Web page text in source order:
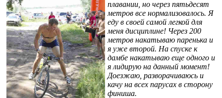
плавании, но через пятьдесят
метров все нормализовалось. Я
еду в своей самой легкой для
меня дисциплине! Через 200
метров накатываю паренька и
я уже второй. На спуске к
дамбе накатываю еще одного и
я лидирую на данный момент!
Доезжаю, разворачиваюсь и
качу на всех парусах в сторону
финиша.